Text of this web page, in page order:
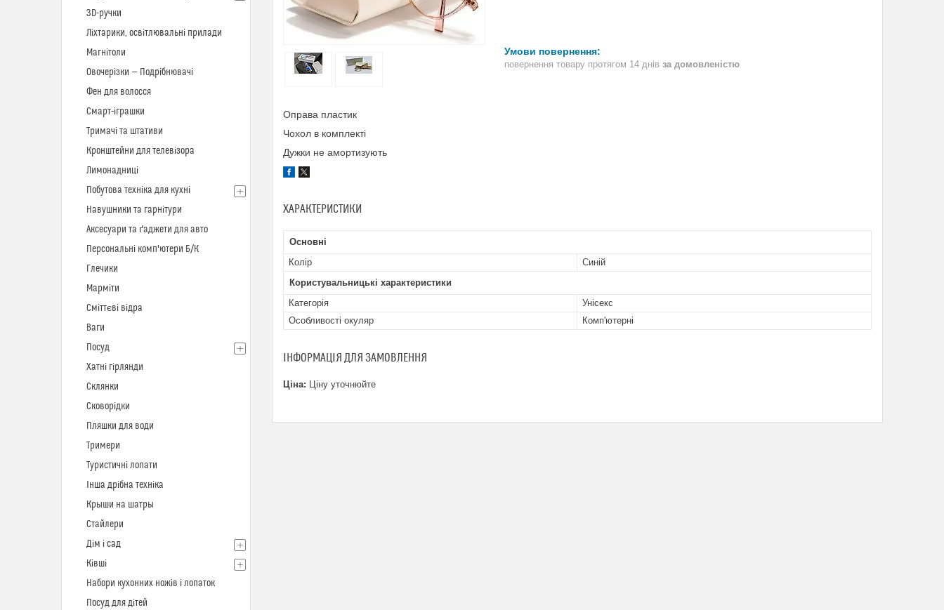
повернення товару протягом 14 днів за домовленістю
Оправа пластик
Чохол в комплекті
Дужки не амортизують
ХАРАКТЕРИСТИКИ
Основні
Колір
Синій
Користувальницькі характеристики
Категорія
Унісекс
Особливості окуляр
Комп'ютерні
ІНФОРМАЦІЯ ДЛЯ ЗАМОВЛЕННЯ
Ціна: Ціну уточнюйте
3D-ручки
Ліхтарики, освітлювальні прилади
Магнітоли
Овочерізки — Подрібнювачі
Фен для волосся
Смарт-іграшки
Тримачі та штативи
Кронштейни для телевізора
Лимонадниці
Побутова техніка для кухні
Навушники та гарнітури
Аксесуари та ґаджети для авто
Персональні комп'ютери Б/К
Глечики
Марміти
Сміттєві відра
Ваги
Посуд
Хатні гірлянди
Склянки
Сковорідки
Пляшки для води
Тримери
Туристичні лопати
Інша дрібна техніка
Крыши на шатры
Стайлери
Дім і сад
Ківші
Набори кухонних ножів і лопаток
Посуд для дітей